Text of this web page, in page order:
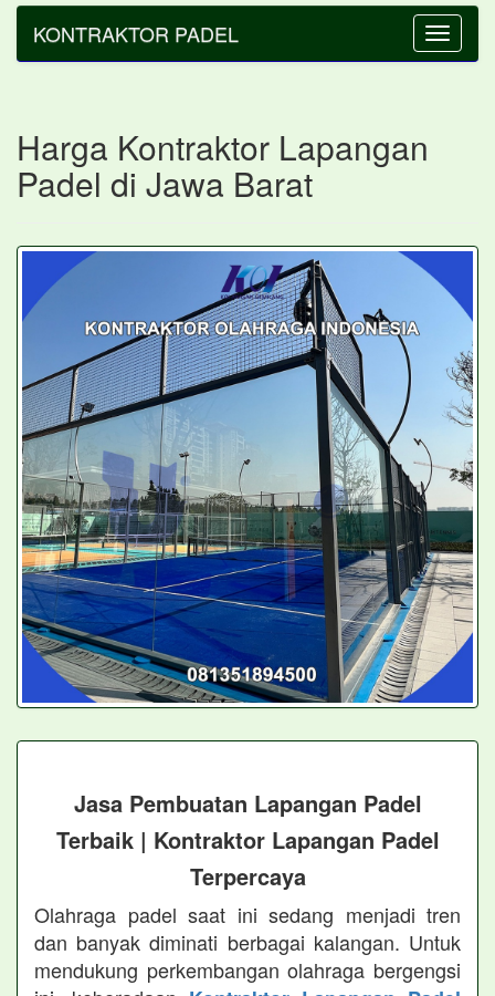
Toggle
KONTRAKTOR PADEL
Harga Kontraktor Lapangan
Padel di Jawa Barat
Jasa Pembuatan Lapangan Padel
Terbaik | Kontraktor Lapangan Padel
Terpercaya
Olahraga padel saat ini sedang menjadi tren
dan banyak diminati berbagai kalangan. Untuk
mendukung perkembangan olahraga bergengsi